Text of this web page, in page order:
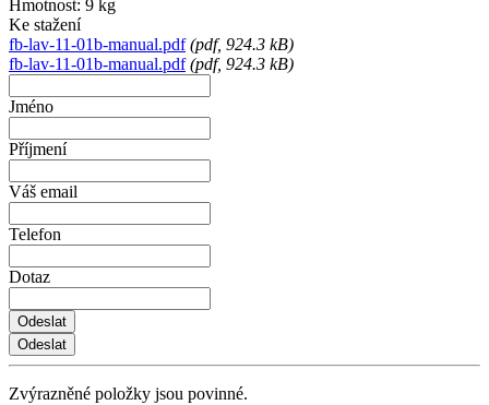
Hmotnost: 9 kg
Ke stažení
fb-lav-11-01b-manual.pdf (pdf, 924.3 kB)
fb-lav-11-01b-manual.pdf (pdf, 924.3 kB)
Jméno
Příjmení
Váš email
Telefon
Dotaz
Zvýrazněné položky jsou povinné.